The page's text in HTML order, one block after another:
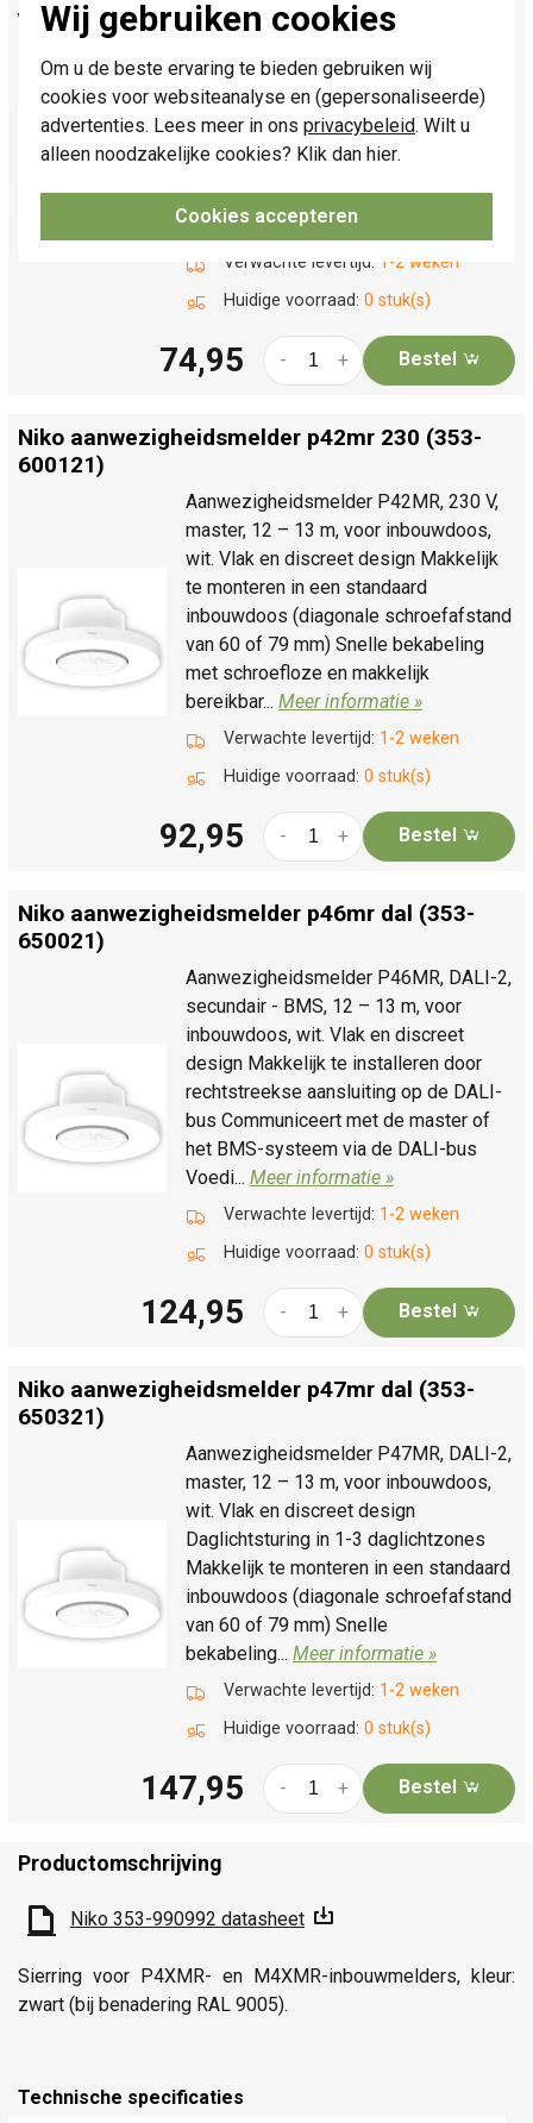
Wij gebruiken cookies
Om u de beste ervaring te bieden gebruiken wij
cookies voor websiteanalyse en (gepersonaliseerde)
advertenties. Lees meer in ons privacybeleid. Wilt u
alleen noodzakelijke cookies? Klik dan hier.
Cookies accepteren
voor inbouwdoos wit (353-600111)
automatische lichtsturing op 230V.
Geschikt voor standaard inbouwdoos,
met 1 kanaal, 360° detectie en bereik
tot 12m. Instellingen wijzigen via de
Niko detector tool-app met 2-wegs
Bluetooth®.Meer informatie »
Verwachte levertijd: 1-2 weken
Huidige voorraad: 0 stuk(s)
74,95 +
- Bestel
Niko aanwezigheidsmelder p42mr 230 (353-
600121)
Aanwezigheidsmelder P42MR, 230 V,
master, 12 – 13 m, voor inbouwdoos,
wit. Vlak en discreet design Makkelijk
te monteren in een standaard
inbouwdoos (diagonale schroefafstand
van 60 of 79 mm) Snelle bekabeling
met schroefloze en makkelijk
bereikbar... Meer informatie »
Verwachte levertijd: 1-2 weken
Huidige voorraad: 0 stuk(s)
92,95 +
- Bestel
Niko aanwezigheidsmelder p46mr dal (353-
650021)
Aanwezigheidsmelder P46MR, DALI-2,
secundair - BMS, 12 – 13 m, voor
inbouwdoos, wit. Vlak en discreet
design Makkelijk te installeren door
rechtstreekse aansluiting op de DALI-
bus Communiceert met de master of
het BMS-systeem via de DALI-bus
Voedi... Meer informatie »
Verwachte levertijd: 1-2 weken
Huidige voorraad: 0 stuk(s)
124,95 +
- Bestel
Niko aanwezigheidsmelder p47mr dal (353-
650321)
Aanwezigheidsmelder P47MR, DALI-2,
master, 12 – 13 m, voor inbouwdoos,
wit. Vlak en discreet design
Daglichtsturing in 1-3 daglichtzones
Makkelijk te monteren in een standaard
inbouwdoos (diagonale schroefafstand
van 60 of 79 mm) Snelle
bekabeling... Meer informatie »
Verwachte levertijd: 1-2 weken
Huidige voorraad: 0 stuk(s)
147,95 +
- Bestel
Productomschrijving
Niko 353-990992 datasheet
Sierring voor P4XMR- en M4XMR-inbouwmelders, kleur:
zwart (bij benadering RAL 9005).
Technische specificaties